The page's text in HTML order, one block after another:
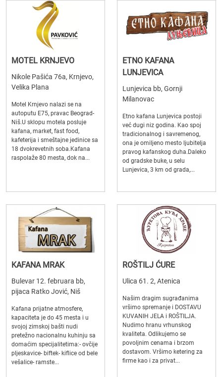
MOTEL KRNJEVO
Nikole Pašića 76a, Krnjevo,
Velika Plana
Motel Krnjevo nalazi se na
autoputu E75, pravac Beograd-
Niš.U sklopu motela posluje
kafana, market, fast food,
kafeterija i smeštajne jedinice sa
18 dvokrevetnih soba.Kafana
raspolaže 80 mesta, dok na...
ETNO KAFANA
LUNJEVICA
Lunjevica bb, Gornji
Milanovac
Etno kafana Lunjevica postoji
već dugi niz godina. Kao spoj
tradicionalnog i savremenog,
ona je omiljeno mesto ljubitelja
pravog kafanskog duha.Daleko
od gradske buke, u selu
Lunjevica, 3 km od grada,...
KAFANA MRAK
Bulevar 12. februara bb,
pijaca Ratko Jović, Niš
Kafana prijatne atmosfere,
kapaciteta je do 45 mesta i u
svojoj zimskoj bašti nudi
pretežno nacionalnu kuhinju sa
domaćim specijalitetima:- ovčije
pljeskavice- biftek- kiflice od bele
vešalice- ramste...
ROŠTILJ ĆURE
Ulica 61. 2, Atenica
Našim dragim sugrađanima
vršimo spremanje i DOSTAVU
KUVANIH JELA i ROŠTILJA.
Nudimo hranu vrhunskog
kvaliteta. Odlikujemo se
povoljnim cenama i brzom
dostavom. Vršimo ketering za
firme kao i za privat...